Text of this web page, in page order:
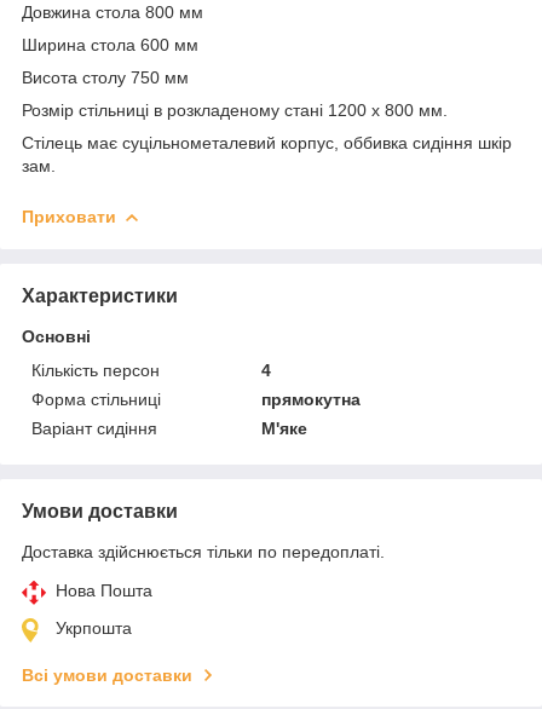
Довжина стола 800 мм
Ширина стола 600 мм
Висота столу 750 мм
Розмір стільниці в розкладеному стані 1200 х 800 мм.
Стілець має суцільнометалевий корпус, оббивка сидіння шкір
зам.
Приховати
Характеристики
Основні
Кількість персон
4
Форма стільниці
прямокутна
Варіант сидіння
М'яке
Умови доставки
Доставка здійснюється тільки по передоплаті.
Нова Пошта
Укрпошта
Всі умови доставки